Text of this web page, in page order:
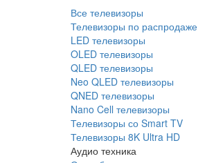
Все телевизоры
Телевизоры по распродаже
LED телевизоры
OLED телевизоры
QLED телевизоры
Neo QLED телевизоры
QNED телевизоры
Nano Cell телевизоры
Телевизоры со Smart TV
Телевизоры 8K Ultra HD
Аудио техника